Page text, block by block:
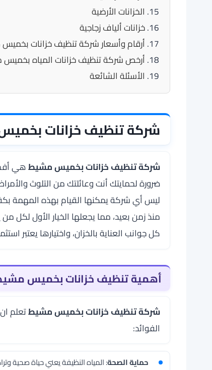
الخزانات الأرضية
خزانات ألياف زجاجية
أرقام وأسعار شركة تنظيف خزانات
أرخص شركة تنظيف خزانات المياه
الأسئلة الشائعة
شركة تنظيف خزانات
شركة تنظيف خزانات بخميس مشيطهي
ضرورة لحمايتك أنت وعائلتك من التلوث
ليس أي شركة يمكنها القيام بهذه المهمة
منذ زمن بعيد، مما يجعلها الخيار الأول
كل جوانب العناية بالخزان، واختيارها يعتبر
أهمية تنظيف خزانات بخميس
شركة تنظيف خزانات بخميس مشيطتعلم
الفوائد:
حماية الصحة: المياه النظيفة يعني حياة صحية